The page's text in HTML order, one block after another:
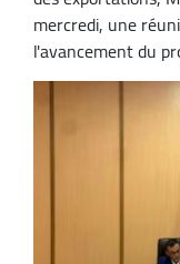
mercredi, une
l'avancement du